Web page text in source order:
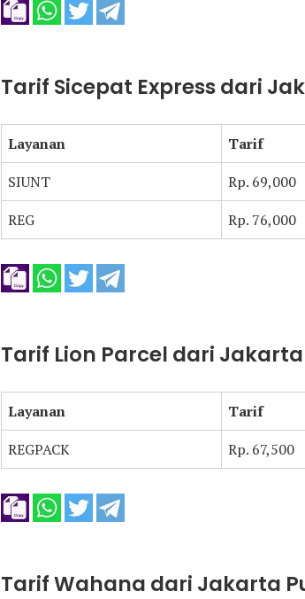
Tarif Sicepat Express dari
Layanan Tarif
SIUNT
Rp. 69,000
REG
Rp. 76,000
Tarif Lion Parcel dari
Layanan Tarif
REGPACK
Rp. 67,500
Tarif Wahana dari Jakarta